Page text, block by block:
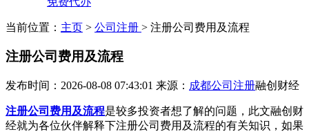
当前位置： 主页 > 公司注册 > 注册公司费用及流程
注册公司费用及流程
发布时间：2026-08-08 07:43:01 来源： 成都公司注册融创财经
注册公司费用及流程是较多投资者想了解的问题，此文融创财
经就为各位伙伴解释下注册公司费用及流程的有关知识，如果